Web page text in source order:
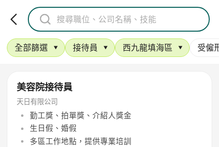
全部篩選 接待員 西九龍填海區 受僱
美容院接待員
天日有限公司
勤工獎、拍單獎、介紹人獎金
生日假、婚假
多區工作地點，提供專業培訓